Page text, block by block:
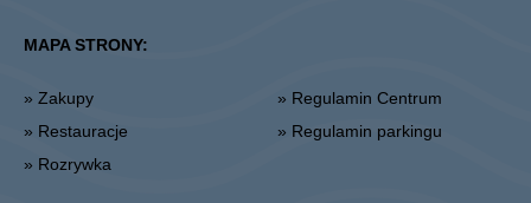
MAPA STRONY:
» Zakupy
» Restauracje
» Rozrywka
» Regulamin Centrum
» Regulamin parkingu